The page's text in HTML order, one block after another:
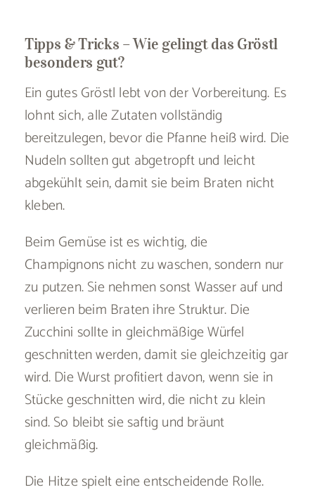
Tipps & Tricks – Wie gelingt das Gröstl
besonders gut?
Ein gutes Gröstl lebt von der Vorbereitung. Es
lohnt sich, alle Zutaten vollständig
bereitzulegen, bevor die Pfanne heiß wird. Die
Nudeln sollten gut abgetropft und leicht
abgekühlt sein, damit sie beim Braten nicht
kleben.
Beim Gemüse ist es wichtig, die
Champignons nicht zu waschen, sondern nur
zu putzen. Sie nehmen sonst Wasser auf und
verlieren beim Braten ihre Struktur. Die
Zucchini sollte in gleichmäßige Würfel
geschnitten werden, damit sie gleichzeitig gar
wird. Die Wurst profitiert davon, wenn sie in
Stücke geschnitten wird, die nicht zu klein
sind. So bleibt sie saftig und bräunt
gleichmäßig.
Die Hitze spielt eine entscheidende Rolle.